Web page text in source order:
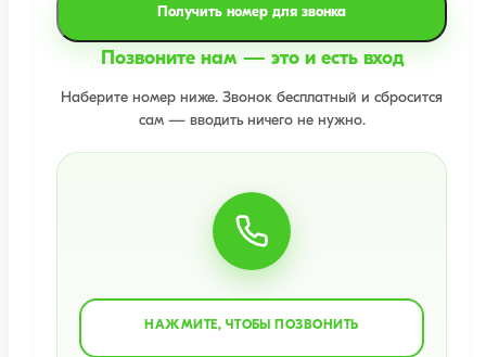
Получить номер для звонка
Позвоните нам — это и есть вход
Наберите номер ниже. Звонок бесплатный и сбросится
сам — вводить ничего не нужно.
НАЖМИТЕ, ЧТОБЫ ПОЗВОНИТЬ